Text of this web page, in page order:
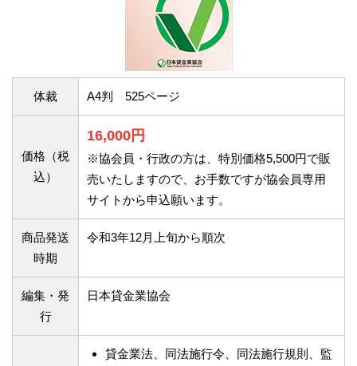
体裁 A4判 525ページ
価格（税
込）
16,000円
※協会員・行政の方は、特別価格5,500円で販
売いたしますので、お手数ですが協会員専用
サイトから申込願います。
商品発送
時期
令和3年12月上旬から順次
編集・発
行
日本貸金業協会
貸金業法、同法施行令、同法施行規則、監